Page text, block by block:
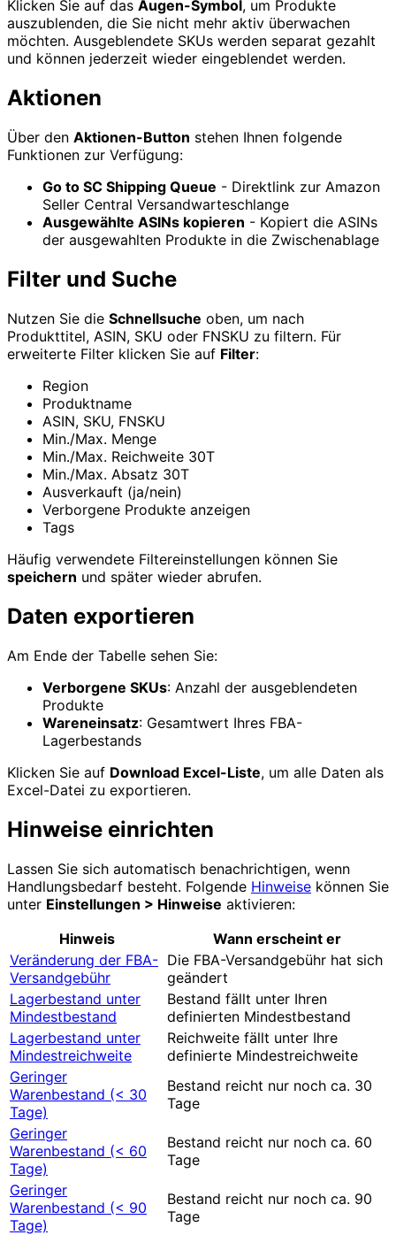
Klicken Sie auf das Augen-Symbol, um Produkte
auszublenden, die Sie nicht mehr aktiv überwachen
möchten. Ausgeblendete SKUs werden separat gezahlt
und können jederzeit wieder eingeblendet werden.
Aktionen
Über den Aktionen-Button stehen Ihnen folgende
Funktionen zur Verfügung:
Go to SC Shipping Queue - Direktlink zur Amazon
Seller Central Versandwarteschlange
Ausgewählte ASINs kopieren - Kopiert die ASINs
der ausgewahlten Produkte in die Zwischenablage
Filter und Suche
Nutzen Sie die Schnellsuche oben, um nach
Produkttitel, ASIN, SKU oder FNSKU zu filtern. Für
erweiterte Filter klicken Sie auf Filter:
Region
Produktname
ASIN, SKU, FNSKU
Min./Max. Menge
Min./Max. Reichweite 30T
Min./Max. Absatz 30T
Ausverkauft (ja/nein)
Verborgene Produkte anzeigen
Tags
Häufig verwendete Filtereinstellungen können Sie
speichern und später wieder abrufen.
Daten exportieren
Am Ende der Tabelle sehen Sie:
Verborgene SKUs: Anzahl der ausgeblendeten
Produkte
Wareneinsatz: Gesamtwert Ihres FBA-
Lagerbestands
Klicken Sie auf Download Excel-Liste, um alle Daten als
Excel-Datei zu exportieren.
Hinweise einrichten
Lassen Sie sich automatisch benachrichtigen, wenn
Handlungsbedarf besteht. Folgende Hinweise können Sie
unter Einstellungen > Hinweise aktivieren:
Hinweis
Wann erscheint er
Veränderung der FBA-
Versandgebühr
Die FBA-Versandgebühr hat sich
geändert
Lagerbestand unter
Mindestbestand
Bestand fällt unter Ihren
definierten Mindestbestand
Lagerbestand unter
Mindestreichweite
Reichweite fällt unter Ihre
definierte Mindestreichweite
Geringer
Warenbestand (< 30
Tage)
Bestand reicht nur noch ca. 30
Tage
Geringer
Warenbestand (< 60
Tage)
Bestand reicht nur noch ca. 60
Tage
Geringer
Warenbestand (< 90
Tage)
Bestand reicht nur noch ca. 90
Tage